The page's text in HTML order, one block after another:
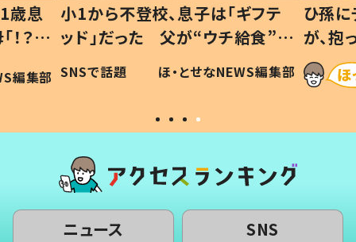
歳息
？」
編集部
小1から不登校、息子は「ギフテ
ッド」だった 父が“ウチ給食”を
作り続ける理由とは #令和の親
#令和の子
SNSで話題 ほ・とせなNEWS編集部
ひ孫
が、
「涙が
い」
ニュース SNS